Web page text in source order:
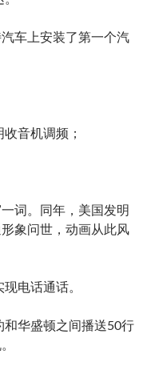
车上安装了第一个汽
音机调频；
词。同年，美国发明
象问世，动画从此风
电话通话。
华盛顿之间播送50行